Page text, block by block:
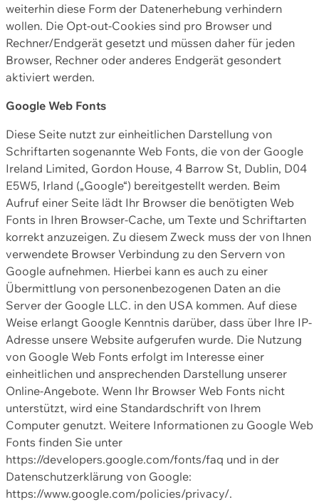
weiterhin diese Form der Datenerhebung verhindern
wollen. Die Opt-out-Cookies sind pro Browser und
Rechner/Endgerät gesetzt und müssen daher für jeden
Browser, Rechner oder anderes Endgerät gesondert
aktiviert werden.
Google Web Fonts
Diese Seite nutzt zur einheitlichen Darstellung von
Schriftarten sogenannte Web Fonts, die von der Google
Ireland Limited, Gordon House, 4 Barrow St, Dublin, D04
E5W5, Irland („Google“) bereitgestellt werden. Beim
Aufruf einer Seite lädt Ihr Browser die benötigten Web
Fonts in Ihren Browser-Cache, um Texte und Schriftarten
korrekt anzuzeigen. Zu diesem Zweck muss der von Ihnen
verwendete Browser Verbindung zu den Servern von
Google aufnehmen. Hierbei kann es auch zu einer
Übermittlung von personenbezogenen Daten an die
Server der Google LLC. in den USA kommen. Auf diese
Weise erlangt Google Kenntnis darüber, dass über Ihre IP-
Adresse unsere Website aufgerufen wurde. Die Nutzung
von Google Web Fonts erfolgt im Interesse einer
einheitlichen und ansprechenden Darstellung unserer
Online-Angebote. Wenn Ihr Browser Web Fonts nicht
unterstützt, wird eine Standardschrift von Ihrem
Computer genutzt. Weitere Informationen zu Google Web
Fonts finden Sie unter
https://developers.google.com/fonts/faq und in der
Datenschutzerklärung von Google:
https://www.google.com/policies/privacy/.